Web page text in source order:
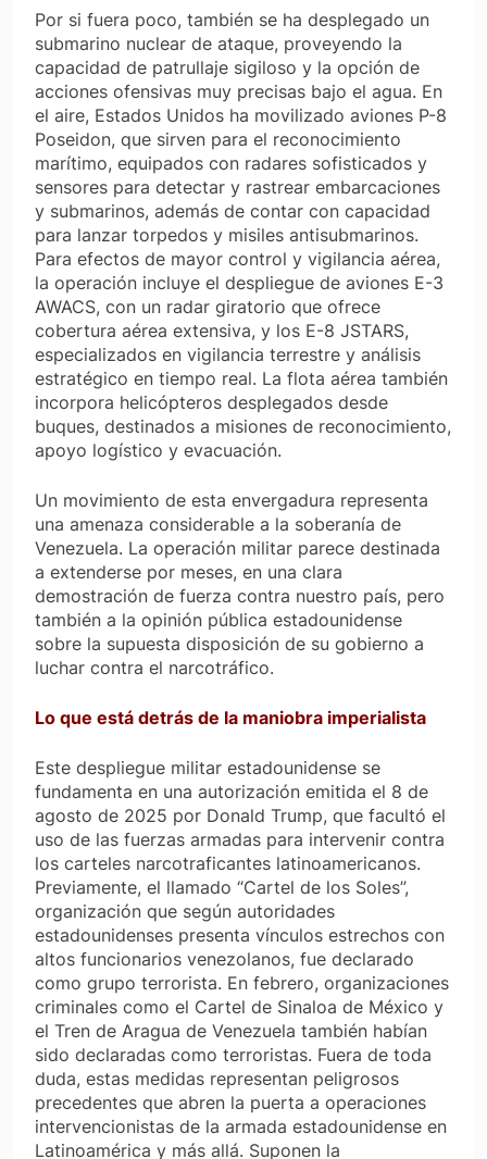
Por si fuera poco, también se ha desplegado un
submarino nuclear de ataque, proveyendo la
capacidad de patrullaje sigiloso y la opción de
acciones ofensivas muy precisas bajo el agua. En
el aire, Estados Unidos ha movilizado aviones P-8
Poseidon, que sirven para el reconocimiento
marítimo, equipados con radares sofisticados y
sensores para detectar y rastrear embarcaciones
y submarinos, además de contar con capacidad
para lanzar torpedos y misiles antisubmarinos.
Para efectos de mayor control y vigilancia aérea,
la operación incluye el despliegue de aviones E-3
AWACS, con un radar giratorio que ofrece
cobertura aérea extensiva, y los E-8 JSTARS,
especializados en vigilancia terrestre y análisis
estratégico en tiempo real. La flota aérea también
incorpora helicópteros desplegados desde
buques, destinados a misiones de reconocimiento,
apoyo logístico y evacuación.
Un movimiento de esta envergadura representa
una amenaza considerable a la soberanía de
Venezuela. La operación militar parece destinada
a extenderse por meses, en una clara
demostración de fuerza contra nuestro país, pero
también a la opinión pública estadounidense
sobre la supuesta disposición de su gobierno a
luchar contra el narcotráfico.
Lo que está detrás de la maniobra imperialista
Este despliegue militar estadounidense se
fundamenta en una autorización emitida el 8 de
agosto de 2025 por Donald Trump, que facultó el
uso de las fuerzas armadas para intervenir contra
los carteles narcotraficantes latinoamericanos.
Previamente, el llamado “Cartel de los Soles”,
organización que según autoridades
estadounidenses presenta vínculos estrechos con
altos funcionarios venezolanos, fue declarado
como grupo terrorista. En febrero, organizaciones
criminales como el Cartel de Sinaloa de México y
el Tren de Aragua de Venezuela también habían
sido declaradas como terroristas. Fuera de toda
duda, estas medidas representan peligrosos
precedentes que abren la puerta a operaciones
intervencionistas de la armada estadounidense en
Latinoamérica y más allá. Suponen la